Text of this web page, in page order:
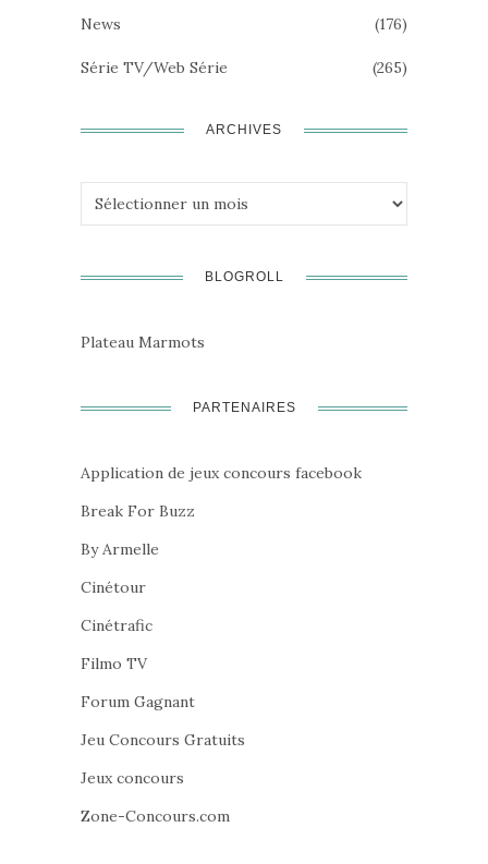
News (176)
Série TV/Web Série (265)
ARCHIVES
Archives
BLOGROLL
Plateau Marmots
PARTENAIRES
Application de jeux concours facebook
Break For Buzz
By Armelle
Cinétour
Cinétrafic
Filmo TV
Forum Gagnant
Jeu Concours Gratuits
Jeux concours
Zone-Concours.com